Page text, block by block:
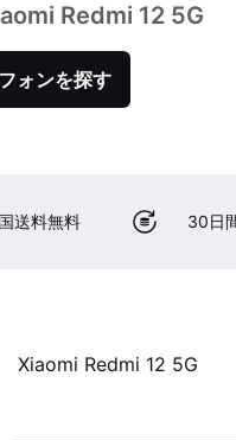
Redmi 12 5G
ォンを探す
送料無料 30日
Xiaomi Redmi 12 5G